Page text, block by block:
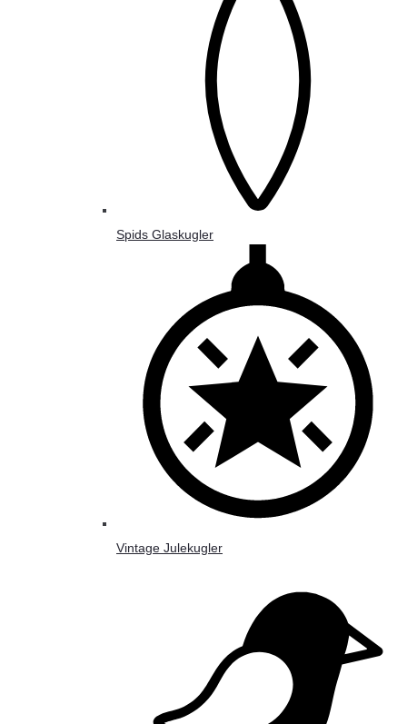
Spids Glaskugler
Vintage Julekugler